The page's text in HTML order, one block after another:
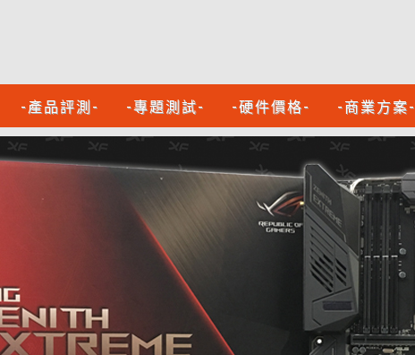
-產品評測- -專題測試- -硬件價格- -商業方案-